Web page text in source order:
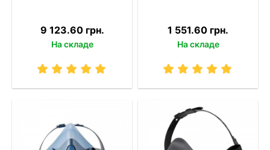
9 123.60 грн.
На складе
1 551.60 грн.
На складе